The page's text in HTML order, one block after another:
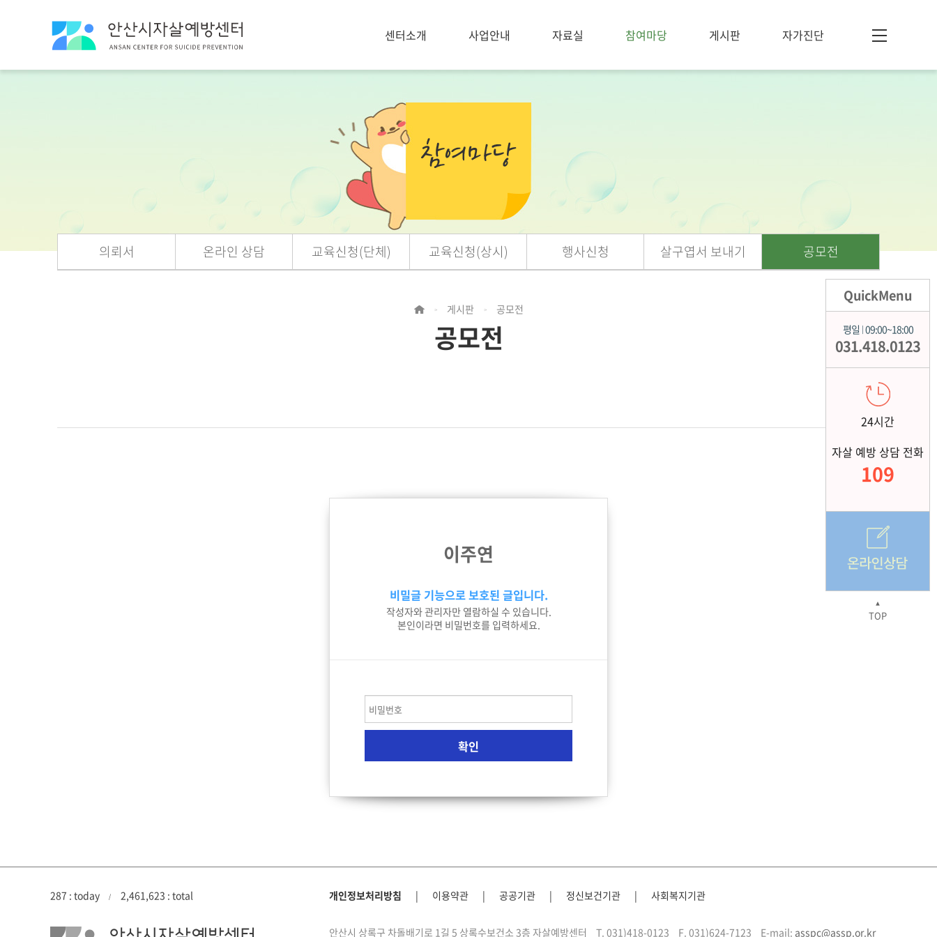
센터소개 사업안내 자료실 참여마당 게시판 자가진단
의뢰서 온라인 상담 교육신청(단체) 교육신청(상시) 행사신청 살구엽서 보내기 공모전
> 게시판 > 공모전
공모전
이주연
비밀글 기능으로 보호된 글입니다.
작성자와 관리자만 열람하실 수 있습니다.
본인이라면 비밀번호를 입력하세요.
287 : today / 2,461,623 : total 개인정보처리방침 | 이용약관 | 공공기관 | 정신보건기관 | 사회복지기관
안산시 상록구 차돌배기로 1길 5 상록수보건소 3층 자살예방센터 T. 031)418-0123 F. 031)624-7123 E-mail: asspc@assp.or.kr
QuickMenu
평일 | 09:00~18:00
031.418.0123
24시간
자살 예방 상담 전화
109
▲
TOP